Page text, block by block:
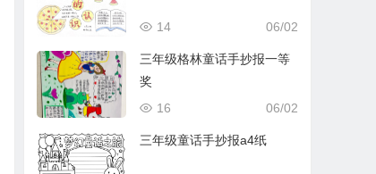
06/02
14
三年级格林童话手抄报一等
奖
06/02
16
三年级童话手抄报a4纸